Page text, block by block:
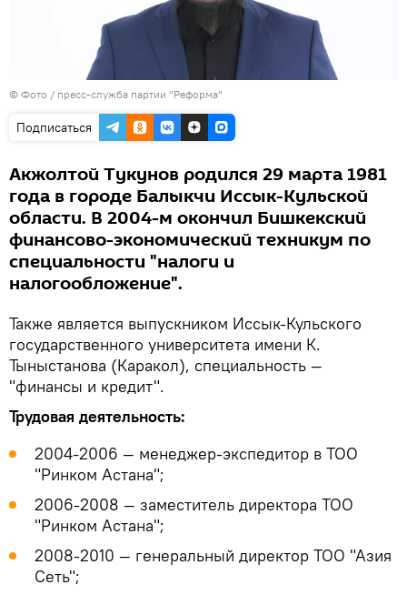
© Фото / пресс-служба партии "Реформа"
Подписаться
Акжолтой Тукунов родился 29 марта 1981
года в городе Балыкчи Иссык-Кульской
области. В 2004-м окончил Бишкекский
финансово-экономический техникум по
специальности "налоги и
налогообложение".
Также является выпускником Иссык-Кульского
государственного университета имени К.
Тыныстанова (Каракол), специальность —
"финансы и кредит".
Трудовая деятельность:
2004-2006 — менеджер-экспедитор в ТОО
"Ринком Астана";
2006-2008 — заместитель директора ТОО
"Ринком Астана";
2008-2010 — генеральный директор ТОО "Азия
Сеть";